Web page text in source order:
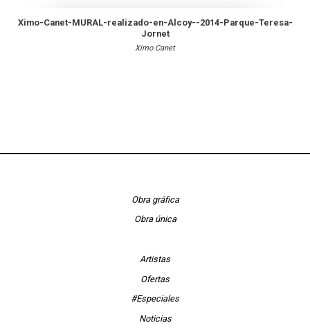
Ximo-Canet-MURAL-realizado-en-Alcoy--2014-Parque-Teresa-
Jornet
Ximo Canet
Obra gráfica
Obra única
Artistas
Ofertas
#Especiales
Noticias